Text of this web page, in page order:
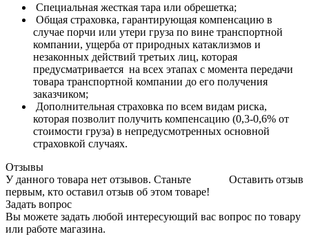
Специальная жесткая тара или обрешетка;
Общая страховка, гарантирующая компенсацию в
случае порчи или утери груза по вине транспортной
компании, ущерба от природных катаклизмов и
незаконных действий третьих лиц, которая
предусматривается на всех этапах с момента передачи
товара транспортной компании до его получения
заказчиком;
Дополнительная страховка по всем видам риска,
которая позволит получить компенсацию (0,3-0,6% от
стоимости груза) в непредусмотренных основной
страховкой случаях.
Отзывы
Оставить отзыв
У данного товара нет отзывов. Станьте
первым, кто оставил отзыв об этом товаре!
Задать вопрос
Вы можете задать любой интересующий вас вопрос по товару
или работе магазина.